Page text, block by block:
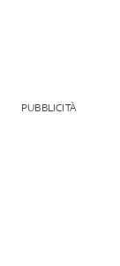
PUBBLICITÀ